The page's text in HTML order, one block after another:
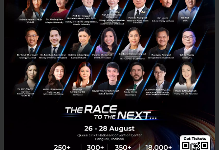
สร้างสังคมที่ดีขึ้น
จากการเสวนาครั้งนี้ ตอกย้ำถึงความสำคัญของภูมิภาค
อาเซียนในเวทีโลก และความมุ่งมั่นของภูมิภาคในการ
เผชิญหน้ากับความท้าทายและสร้างอนาคตที่สดใสผ่าน
การรวมพลัง ความร่วมมือ และการปรับตัวให้เข้ากับการ
เปลี่ยนแปลงของโลก การเสวนาครั้งนี้ได้ให้ข้อคิดที่เป็น
ประโยชน์และสร้างแรงบันดาลใจในการสร้างอาเซียนที่
เข้มแข็งและยั่งยืน เพื่อประโยชน์ของภูมิภาคและ
ประชาชนทั่วอาเซียนทุกคน